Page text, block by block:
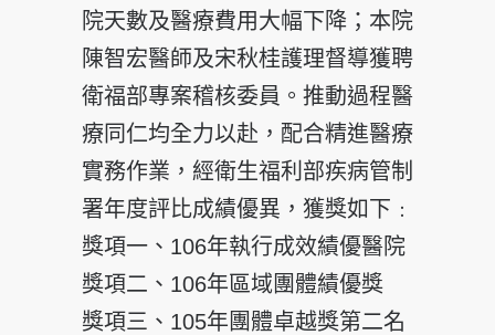
院天數及醫療費用大幅下降；本院
陳智宏醫師及宋秋桂護理督導獲聘
衛福部專案稽核委員。推動過程醫
療同仁均全力以赴，配合精進醫療
實務作業，經衛生福利部疾病管制
署年度評比成績優異，獲獎如下﹕
獎項一、106年執行成效績優醫院
獎項二、106年區域團體績優獎
獎項三、105年團體卓越獎第二名